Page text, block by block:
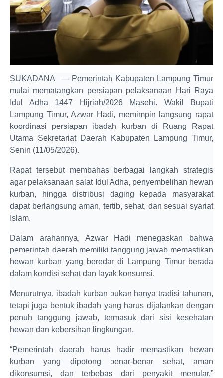
SUKADANA — Pemerintah Kabupaten Lampung Timur
mulai mematangkan persiapan pelaksanaan Hari Raya
Idul Adha 1447 Hijriah/2026 Masehi. Wakil Bupati
Lampung Timur, Azwar Hadi, memimpin langsung rapat
koordinasi persiapan ibadah kurban di Ruang Rapat
Utama Sekretariat Daerah Kabupaten Lampung Timur,
Senin (11/05/2026).
Rapat tersebut membahas berbagai langkah strategis
agar pelaksanaan salat Idul Adha, penyembelihan hewan
kurban, hingga distribusi daging kepada masyarakat
dapat berlangsung aman, tertib, sehat, dan sesuai syariat
Islam.
Dalam arahannya, Azwar Hadi menegaskan bahwa
pemerintah daerah memiliki tanggung jawab memastikan
hewan kurban yang beredar di Lampung Timur berada
dalam kondisi sehat dan layak konsumsi.
Menurutnya, ibadah kurban bukan hanya tradisi tahunan,
tetapi juga bentuk ibadah yang harus dijalankan dengan
penuh tanggung jawab, termasuk dari sisi kesehatan
hewan dan kebersihan lingkungan.
“Pemerintah daerah harus hadir memastikan hewan
kurban yang dipotong benar-benar sehat, aman
dikonsumsi, dan terbebas dari penyakit menular,”